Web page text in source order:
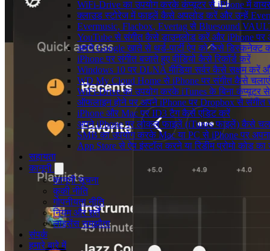
WiFi-Drive का उपयोग करके कंप्यूटर से iPhone में
क्लाउड स्टोरेज में फाइलें कैसे अपलोड करें और उन्हें
Evermusic, Flacbox, Evertag से Bluesound
YouTube से संगीत कैसे डाउनलोड करें और iPhone
अपने Google खाते से थर्ड-पार्टी ऐप को कैसे डिस्कनेक्ट
iPhone पर संगीत बजाते हुए वीडियो कैसे रिकॉर्ड करें
Windows 10 पर DLNA मीडिया सर्वर कैसे सक्षम करें
WD My Cloud Home से iPhone पर संगीत कैसे चलाएं
WiFi-Drive का उपयोग करके iTunes के बिना कंप्यूटर
ऑफलाइन होने पर अपने iPhone पर Dropbox से संगीत
iPhone और Mac पर ID3 टैग कैसे एडिट करें
अपने iPhone पर लोकल फाइलें (iTunes फाइलें) कैसे
SMB का उपयोग करके Mac या PC से iPhone पर
App Store से ऐप इंस्टॉल करने या रिडीम प्रोमो कोड
सहायता
कानूनी
कानूनी सूचना
कुकी नीति
गोपनीयता नीति
नियम और शर्तें
लाइसेंस समझौता
संपर्क
हमारे बारे में